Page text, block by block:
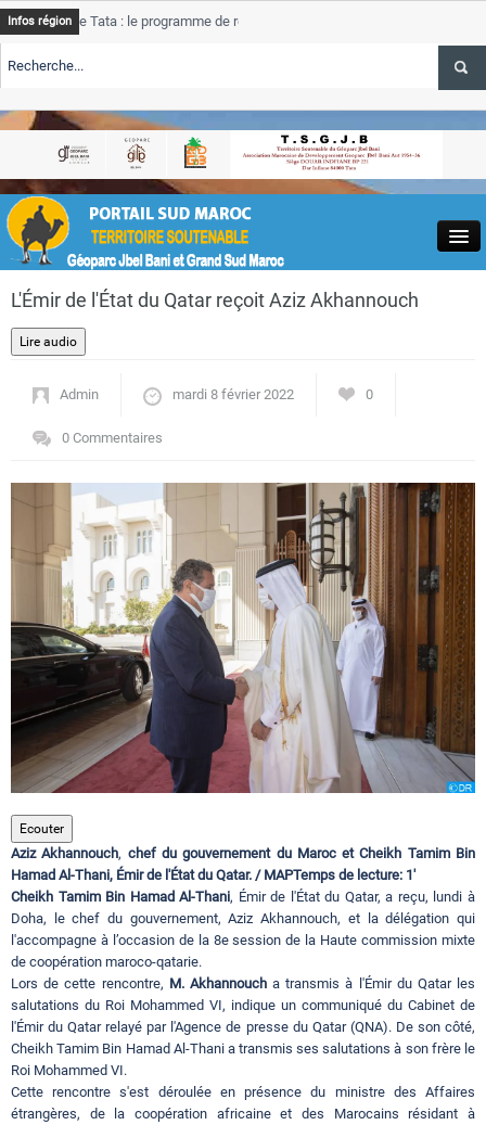
Close
Actualités
Circuits touristiques
Tourisme
Régions
Hotels
Evenements
Contact
Infos région
Tata : le programme de rehabilitation post-inondations
TSGJB Tourisme : l’ONMT renforce l’aerien a Dakhla et
Tata
service
TSGJB Tourisme au Maroc : Transavia renforce les vols Paris-
L'Émir de l'État du Qatar reçoit Aziz Akhannouch
Admin mardi 8 février 2022 0
0 Commentaires
Ecouter
Aziz Akhannouch, chef du gouvernement du Maroc et Cheikh Tamim Bin
Hamad Al-Thani, Émir de l'État du Qatar. / MAPTemps de lecture: 1'
Cheikh Tamim Bin Hamad Al-Thani, Émir de l'État du Qatar, a reçu, lundi à
Doha, le chef du gouvernement, Aziz Akhannouch, et la délégation qui
l'accompagne à l’occasion de la 8e session de la Haute commission mixte
de coopération maroco-qatarie.
Lors de cette rencontre, M. Akhannoucha transmis à l'Émir du Qatar les
salutations du Roi Mohammed VI, indique un communiqué du Cabinet de
l'Émir du Qatar relayé par l'Agence de presse du Qatar (QNA). De son côté,
Cheikh Tamim Bin Hamad Al-Thani a transmis ses salutations à son frère le
Roi Mohammed VI.
Cette rencontre s'est déroulée en présence du ministre des Affaires
étrangères, de la coopération africaine et des Marocains résidant à